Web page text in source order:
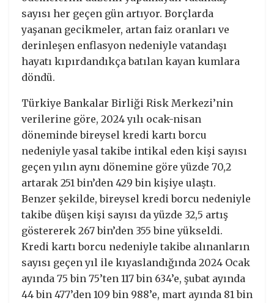
sayısı her geçen gün artıyor. Borçlarda
yaşanan gecikmeler, artan faiz oranları ve
derinleşen enflasyon nedeniyle vatandaşı
hayatı kıpırdandıkça batılan kayan kumlara
döndü.
Türkiye Bankalar Birliği Risk Merkezi’nin
verilerine göre, 2024 yılı ocak-nisan
döneminde bireysel kredi kartı borcu
nedeniyle yasal takibe intikal eden kişi sayısı
geçen yılın aynı dönemine göre yüzde 70,2
artarak 251 bin’den 429 bin kişiye ulaştı.
Benzer şekilde, bireysel kredi borcu nedeniyle
takibe düşen kişi sayısı da yüzde 32,5 artış
göstererek 267 bin’den 355 bine yükseldi.
Kredi kartı borcu nedeniyle takibe alınanların
sayısı geçen yıl ile kıyaslandığında 2024 Ocak
ayında 75 bin 75’ten 117 bin 634’e, şubat ayında
44 bin 477’den 109 bin 988’e, mart ayında 81 bin